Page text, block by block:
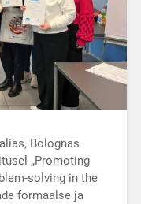
Bolognas
„Promoting
solving in the
formaalse ja